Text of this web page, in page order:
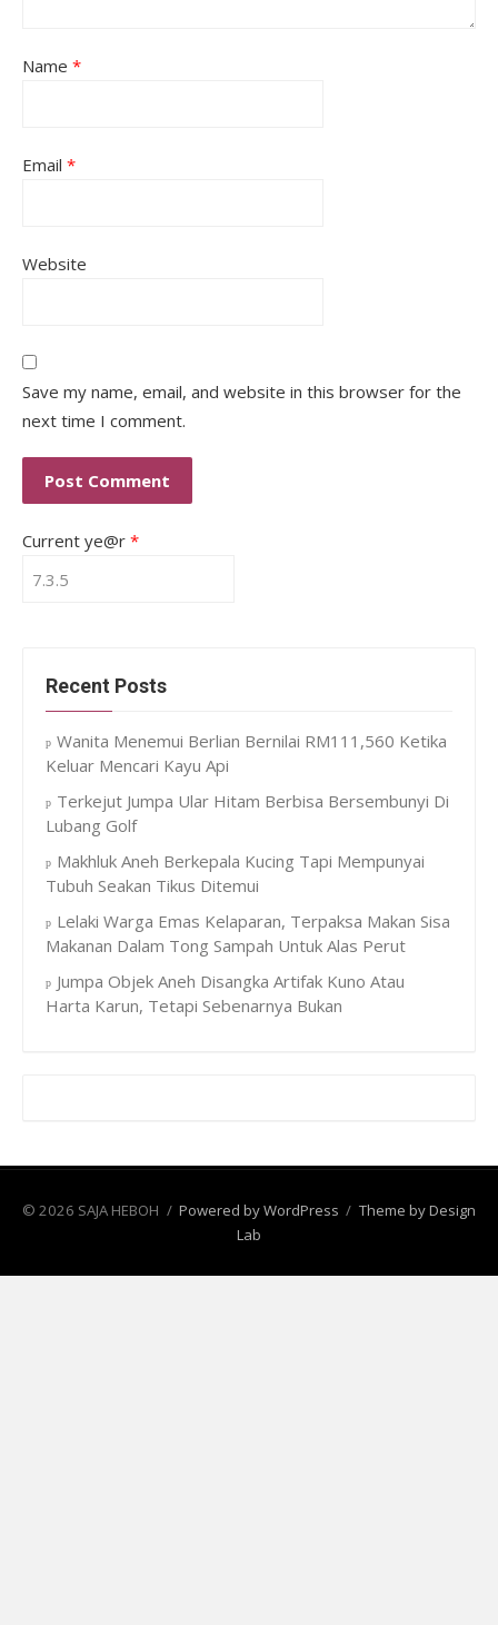
Name *
Email *
Website
Save my name, email, and website in this browser for the
next time I comment.
Current ye@r *
Recent Posts
Wanita Menemui Berlian Bernilai RM111,560 Ketika
Keluar Mencari Kayu Api
Terkejut Jumpa Ular Hitam Berbisa Bersembunyi Di
Lubang Golf
Makhluk Aneh Berkepala Kucing Tapi Mempunyai
Tubuh Seakan Tikus Ditemui
Lelaki Warga Emas Kelaparan, Terpaksa Makan Sisa
Makanan Dalam Tong Sampah Untuk Alas Perut
Jumpa Objek Aneh Disangka Artifak Kuno Atau
Harta Karun, Tetapi Sebenarnya Bukan
© 2026 SAJA HEBOH / Powered by WordPress / Theme by Design
Lab